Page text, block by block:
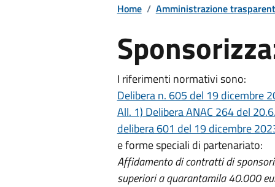
Home / Amministrazione
I riferimenti normativi sono:
Delibera n. 605 del 19 dicembre
All. 1) Delibera ANAC 264 del
delibera 601 del 19 dicembre
e forme speciali di partenariato:
Affidamento di contratti di
superiori a quarantamila 40.000